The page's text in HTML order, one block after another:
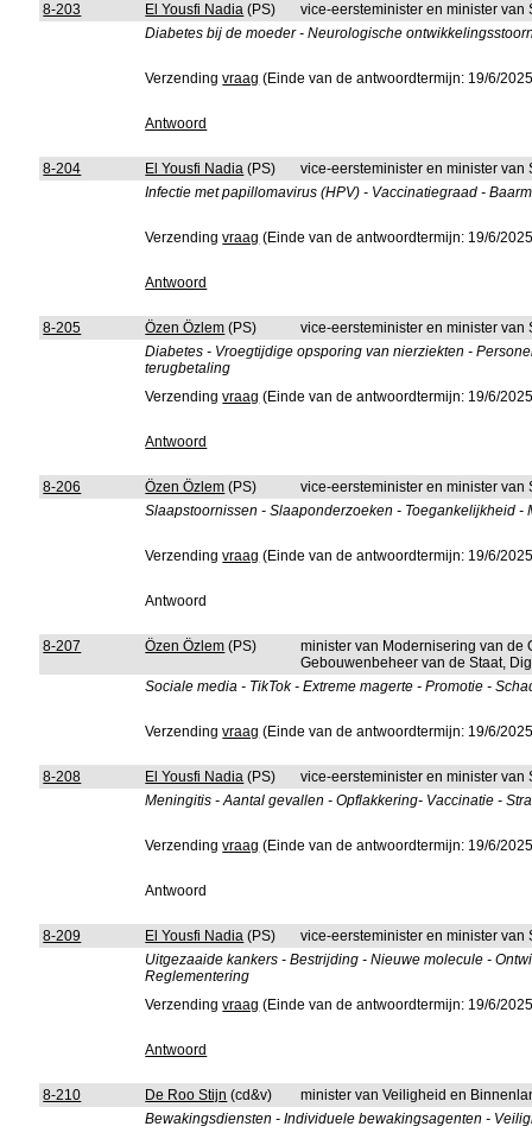
8-203 El Yousfi Nadia (PS)
vice-eersteminister en minister
Diabetes bij de moeder - Neurologische
Verzendingvraag (Einde van de antwoordtermijn: 19/6/
Antwoord
8-204 El Yousfi Nadia (PS)
vice-eersteminister en minister
Infectie met papillomavirus (HPV) - Vaccinatiegraad -
Verzendingvraag (Einde van de antwoordtermijn: 19/6/
Antwoord
8-205 Özen Özlem (PS)
vice-eersteminister en minister
Diabetes - Vroegtijdige opsporing van nierziekten -
terugbetaling
Verzendingvraag (Einde van de antwoordtermijn: 19/6/
Antwoord
8-206 Özen Özlem (PS)
vice-eersteminister en minister
Slaapstoornissen - Slaaponderzoeken - Toegankelijkheid -
Verzendingvraag (Einde van de antwoordtermijn: 19/6/
Antwoord
8-207 Özen Özlem (PS)
minister van Modernisering van de
Gebouwenbeheer van de Staat,
Sociale media - TikTok - Extreme magerte - Promotie -
Verzendingvraag (Einde van de antwoordtermijn: 19/6/
8-208 El Yousfi Nadia (PS)
vice-eersteminister en minister
Meningitis - Aantal gevallen - Opflakkering- Vaccinatie -
Verzendingvraag (Einde van de antwoordtermijn: 19/6/
Antwoord
8-209 El Yousfi Nadia (PS)
vice-eersteminister en minister
Uitgezaaide kankers - Bestrijding - Nieuwe molecule -
Reglementering
Verzendingvraag (Einde van de antwoordtermijn: 19/6/
Antwoord
8-210 De Roo Stijn (cd&v)
minister van Veiligheid en
Bewakingsdiensten - Individuele bewakingsagenten -